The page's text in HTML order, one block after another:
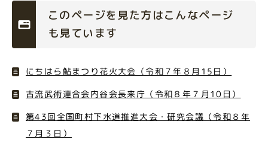
このページを見た方はこんなページ
も見ています
にちはら鮎まつり花火大会（令和７年８月15日）
古流武術連合会内谷会長来庁（令和８年７月10日）
第43回全国町村下水道推進大会・研究会議（令和８年
７月３日）